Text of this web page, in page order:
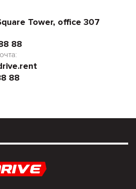
Tower, office 307
88
88